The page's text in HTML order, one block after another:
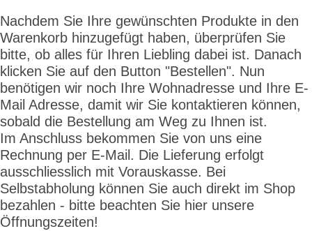
Nachdem Sie Ihre gewünschten Produkte in den
Warenkorb hinzugefügt haben, überprüfen Sie
bitte, ob alles für Ihren Liebling dabei ist. Danach
klicken Sie auf den Button "Bestellen". Nun
benötigen wir noch Ihre Wohnadresse und Ihre E-
Mail Adresse, damit wir Sie kontaktieren können,
sobald die Bestellung am Weg zu Ihnen ist.
Im Anschluss bekommen Sie von uns eine
Rechnung per E-Mail. Die Lieferung erfolgt
ausschliesslich mit Vorauskasse. Bei
Selbstabholung können Sie auch direkt im Shop
bezahlen - bitte beachten Sie hier unsere
Öffnungszeiten!